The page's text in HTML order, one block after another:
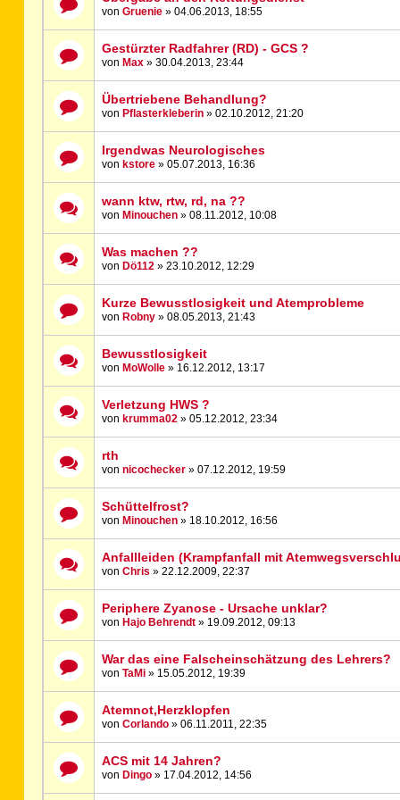
vonGruenie » 04.06.2013, 18:55
Gestürzter Radfahrer (RD) - GCS ?
von Max » 30.04.2013, 23:44
Übertriebene Behandlung?
von Pflasterkleberin » 02.10.2012, 21:20
Irgendwas Neurologisches
von kstore » 05.07.2013, 16:36
wann ktw, rtw, rd, na ??
von Minouchen » 08.11.2012, 10:08
Was machen ??
von Dö112 » 23.10.2012, 12:29
Kurze Bewusstlosigkeit und Atemprobleme
von Robny » 08.05.2013, 21:43
Bewusstlosigkeit
von MoWolle » 16.12.2012, 13:17
Verletzung HWS ?
von krumma02 » 05.12.2012, 23:34
rth
vonnicochecker » 07.12.2012, 19:59
Schüttelfrost?
von Minouchen » 18.10.2012, 16:56
Anfallleiden (Krampfanfall mit
vonChris » 22.12.2009, 22:37
Periphere Zyanose - Ursache unklar?
von Hajo Behrendt » 19.09.2012, 09:13
War das eine Falscheinschätzung des Lehrers?
vonTaMi » 15.05.2012, 19:39
Atemnot,Herzklopfen
vonCorlando » 06.11.2011, 22:35
ACS mit 14 Jahren?
von Dingo » 17.04.2012, 14:56